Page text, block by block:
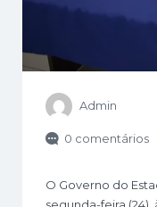
Admin
0 comentários
O Governo do
segunda-feira